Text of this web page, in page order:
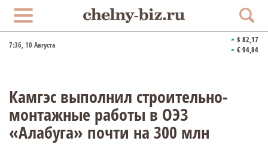
7:36, 10 Августа
$ 82,17
€ 94,84
Камгэс выполнил строительно-
монтажные работы в ОЭЗ
«Алабуга» почти на 300 млн